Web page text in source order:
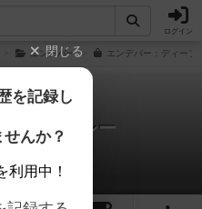
ログイン
エンデバー エンデバー：ディープ
ィープ・シー
品 3件
11
閉じる
を記録し
んか？
利用中！